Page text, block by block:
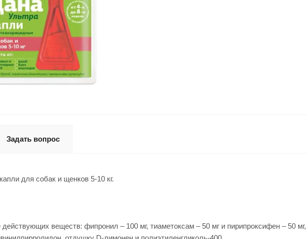
Задать вопрос
для собак и щенков 5-10 кг.
веществ: фипронил – 100 мг, тиаметоксам – 50 мг и пирипроксифен – 50